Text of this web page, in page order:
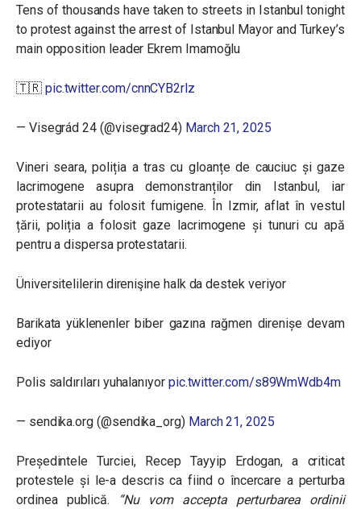
Tens of thousands have taken to streets in Istanbul tonight
to protest against the arrest of Istanbul Mayor and Turkey’s
main opposition leader Ekrem Imamoğlu
🇹🇷 pic.twitter.com/cnnCYB2rlz
— Visegrád 24 (@visegrad24) March 21, 2025
Vineri seara, poliția a tras cu gloanțe de cauciuc și gaze
lacrimogene asupra demonstranților din Istanbul, iar
protestatarii au folosit fumigene. În Izmir, aflat în vestul
țării, poliția a folosit gaze lacrimogene și tunuri cu apă
pentru a dispersa protestatarii.
Üniversitelilerin direnişine halk da destek veriyor
Barikata yüklenenler biber gazına rağmen direnişe devam
ediyor
Polis saldırıları yuhalanıyor pic.twitter.com/s89WmWdb4m
— sendika.org (@sendika_org) March 21, 2025
Președintele Turciei, Recep Tayyip Erdogan, a criticat
protestele și le-a descris ca fiind o încercare a perturba
ordinea publică. “Nu vom accepta perturbarea ordinii